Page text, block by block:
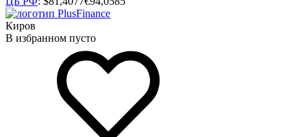
Киров
В избранном пусто